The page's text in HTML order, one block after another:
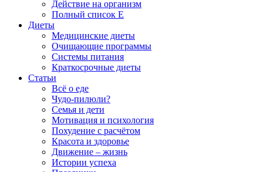
Действие на организм
Полный список E
Диеты
Медицинские диеты
Очищающие программы
Системы питания
Краткосрочные диеты
Статьи
Всё о еде
Чудо-пилюли?
Семья и дети
Мотивация и психология
Похудение с расчётом
Красота и здоровье
Движение – жизнь
Истории успеха